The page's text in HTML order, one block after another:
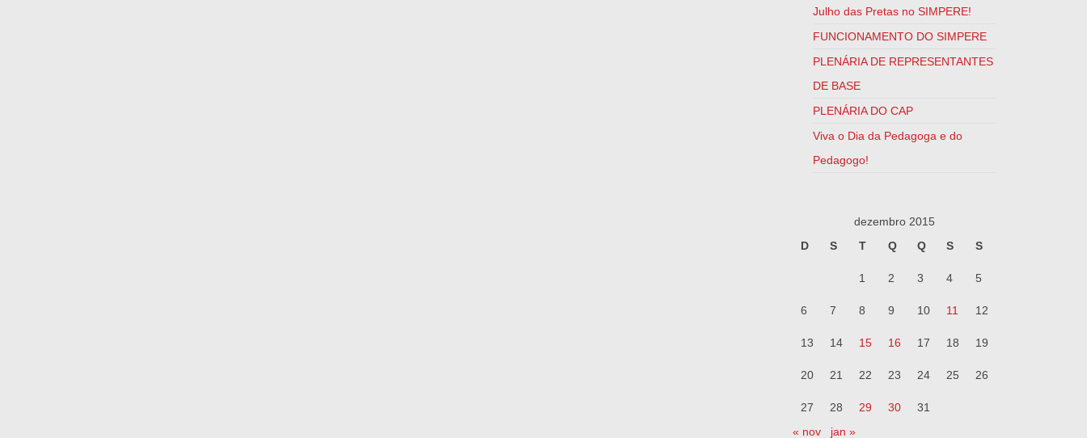
Julho das Pretas no SIMPERE!
FUNCIONAMENTO DO SIMPERE
PLENÁRIA DE REPRESENTANTES
DE BASE
PLENÁRIA DO CAP
Viva o Dia da Pedagoga e do
Pedagogo!
dezembro 2015
D
S T Q Q S S
1 2 3 4 5
6 7 8 9 10 11 12
13 14 15 16 17 18 19
20 21 22 23 24 25 26
27 28 29 30
31
« nov
jan »